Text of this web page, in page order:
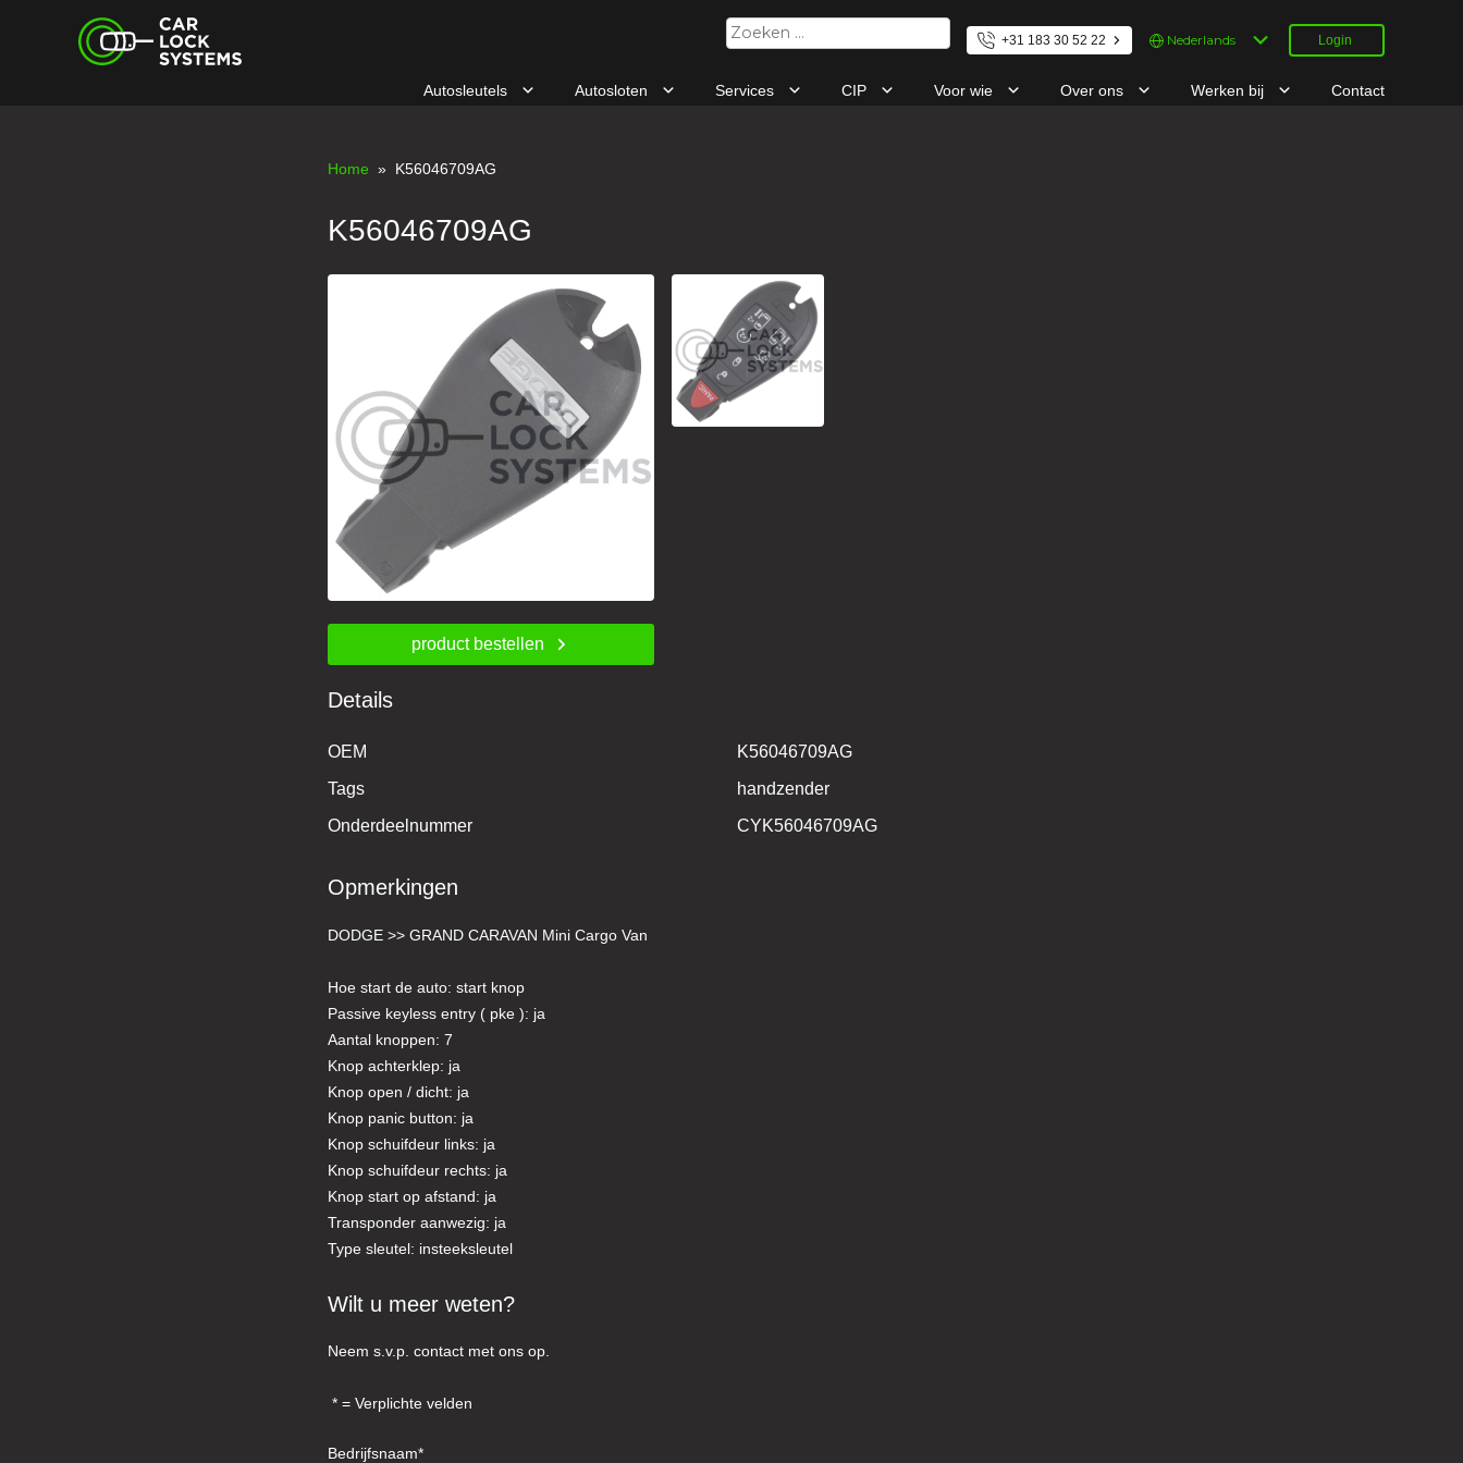
Car Lock Systems
Zoeken
naar:
+31 183 30 52 22
Kies
een
Login
Autosleutels Autosloten Services CIP Voor wie Over ons Werken bij Contact
Home » K56046709AG
K56046709AG
product bestellen
Details
OEM
K56046709AG
Tags
handzender
Onderdeelnummer
CYK56046709AG
Opmerkingen
DODGE >> GRAND CARAVAN Mini Cargo Van
Hoe start de auto: start knop
Passive keyless entry ( pke ): ja
Aantal knoppen: 7
Knop achterklep: ja
Knop open / dicht: ja
Knop panic button: ja
Knop schuifdeur links: ja
Knop schuifdeur rechts: ja
Knop start op afstand: ja
Transponder aanwezig: ja
Type sleutel: insteeksleutel
Wilt u meer weten?
Neem s.v.p. contact met ons op.
= Verplichte velden
Bedrijfsnaam